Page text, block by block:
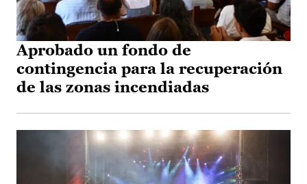
Aprobado un fondo de
contingencia para la recuperación
de las zonas incendiadas